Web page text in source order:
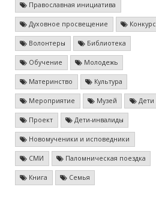
Православная инициатива
Духовное просвещение Конкурс
Волонтеры Библиотека
Обучение Молодежь
Материнство Культура
Мероприятие Музей Дети
Проект Дети-инвалиды
Новомученики и исповедники
СМИ Паломническая поездка
Книга Семья